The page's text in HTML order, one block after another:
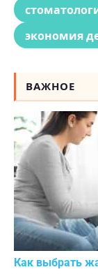
экономия
ВАЖНОЕ
Как выбрать